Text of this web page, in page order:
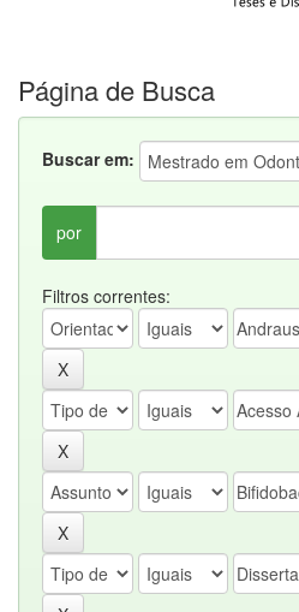
Página de Busca
Buscar em:
por
Filtros correntes: